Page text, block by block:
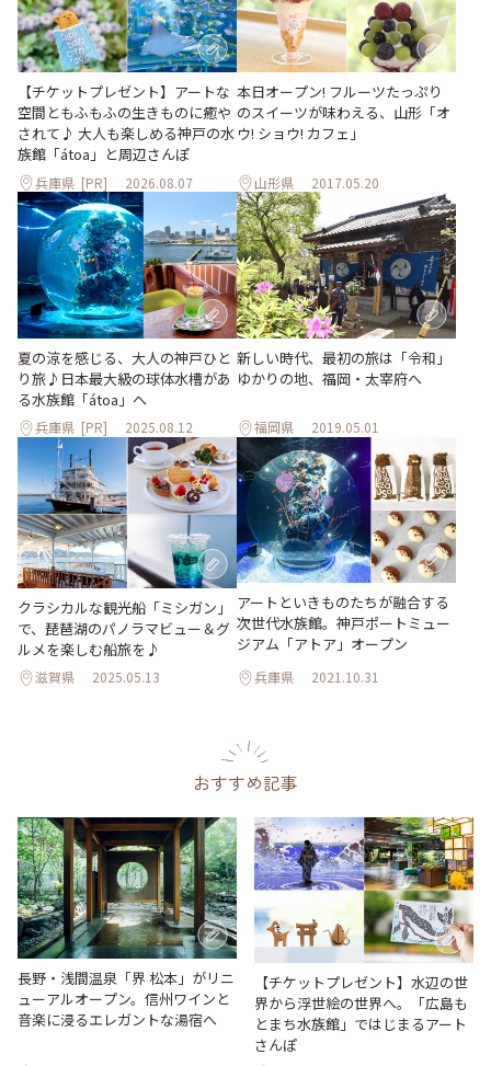
【チケットプレゼント】アートな
空間ともふもふの生きものに癒や
されて♪ 大人も楽しめる神戸の水
族館「átoa」と周辺さんぽ
兵庫県 [PR] 2026.08.07
本日オープン! フルーツたっぷり
のスイーツが味わえる、山形「オ
ウ! ショウ! カフェ」
山形県 2017.05.20
夏の涼を感じる、大人の神戸ひと
り旅♪日本最大級の球体水槽があ
る水族館「átoa」へ
兵庫県 [PR] 2025.08.12
新しい時代、最初の旅は「令和」
ゆかりの地、福岡・太宰府へ
福岡県 2019.05.01
クラシカルな観光船「ミシガン」
で、琵琶湖のパノラマビュー＆グ
ルメを楽しむ船旅を♪
滋賀県 2025.05.13
アートといきものたちが融合する
次世代水族館。神戸ポートミュー
ジアム「アトア」オープン
兵庫県 2021.10.31
おすすめ記事
長野・浅間温泉「界 松本」がリニ
ューアルオープン。信州ワインと
音楽に浸るエレガントな湯宿へ
【チケットプレゼント】水辺の世
界から浮世絵の世界へ。「広島も
とまち水族館」ではじまるアート
さんぽ